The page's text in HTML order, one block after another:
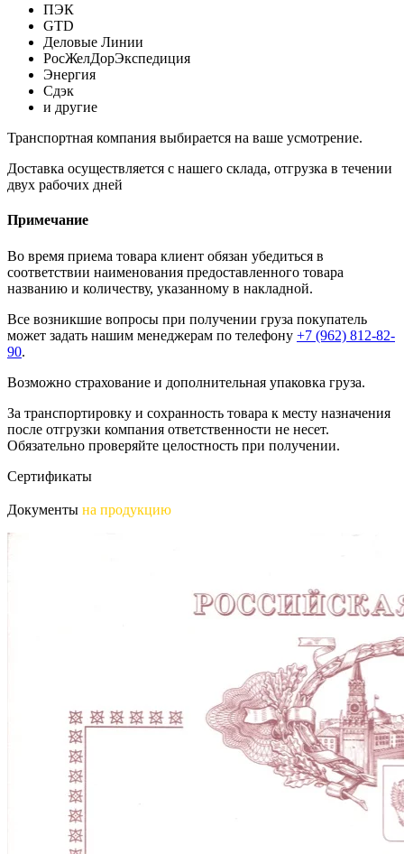
ПЭК
GTD
Деловые Линии
РосЖелДорЭкспедиция
Энергия
Сдэк
и другие
Транспортная компания выбирается на ваше усмотрение.
Доставка осуществляется с нашего склада, отгрузка в течении
двух рабочих дней
Примечание
Во время приема товара клиент обязан убедиться в
соответствии наименования предоставленного товара
названию и количеству, указанному в накладной.
Все возникшие вопросы при получении груза покупатель
может задать нашим менеджерам по телефону +7 (962) 812-82-
90.
Возможно страхование и дополнительная упаковка груза.
За транспортировку и сохранность товара к месту назначения
после отгрузки компания ответственности не несет.
Обязательно проверяйте целостность при получении.
Сертификаты
Документы на продукцию